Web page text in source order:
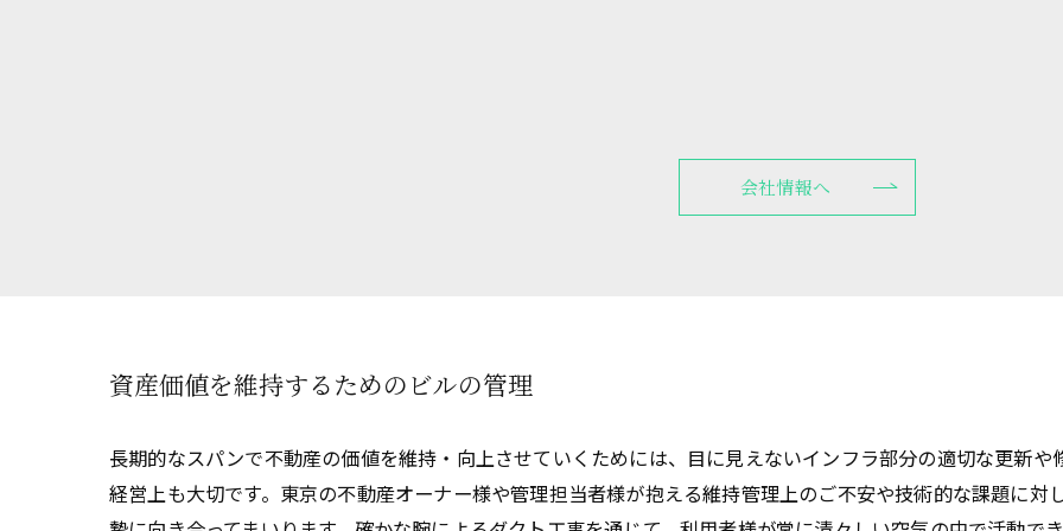
会社情報へ
資産価値を維持するためのビルの管理
長期的なスパンで不動産の価値を維持・向上させていくためには、目に見えないインフラ部分の適切な更新
経営上も大切です。東京の不動産オーナー様や管理担当者様が抱える維持管理上のご不安や技術的な課題に